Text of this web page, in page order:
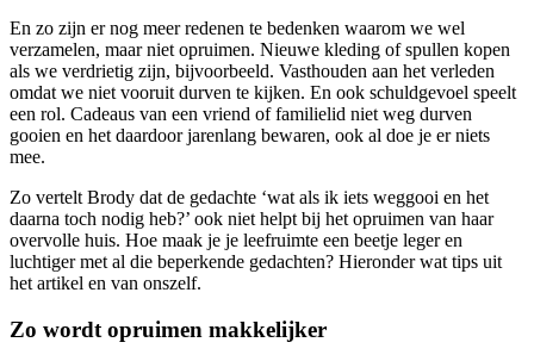
En zo zijn er nog meer redenen te bedenken waarom we wel
verzamelen, maar niet opruimen. Nieuwe kleding of spullen kopen
als we verdrietig zijn, bijvoorbeeld. Vasthouden aan het verleden
omdat we niet vooruit durven te kijken. En ook schuldgevoel speelt
een rol. Cadeaus van een vriend of familielid niet weg durven
gooien en het daardoor jarenlang bewaren, ook al doe je er niets
mee.
Zo vertelt Brody dat de gedachte ‘wat als ik iets weggooi en het
daarna toch nodig heb?’ ook niet helpt bij het opruimen van haar
overvolle huis. Hoe maak je je leefruimte een beetje leger en
luchtiger met al die beperkende gedachten? Hieronder wat tips uit
het artikel en van onszelf.
Zo wordt opruimen makkelijker